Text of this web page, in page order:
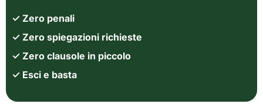
✓ Zero penali
✓ Zero spiegazioni richieste
✓ Zero clausole in piccolo
✓ Esci e basta